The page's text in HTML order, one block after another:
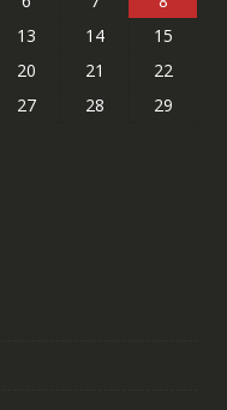
13 14
15
20 21
22
27 28
29